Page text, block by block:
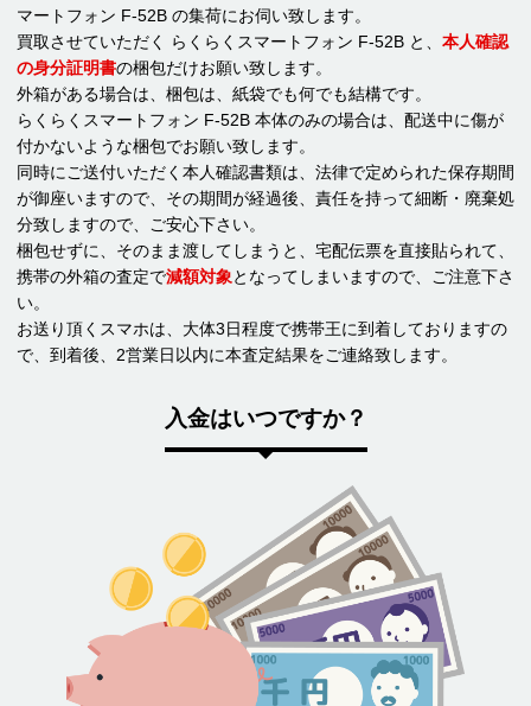
マートフォン F-52B の集荷にお伺い致します。
買取させていただく らくらくスマートフォン F-52B と、 本人確認
の身分証明書の梱包だけお願い致します。
外箱がある場合は、梱包は、紙袋でも何でも結構です。
らくらくスマートフォン F-52B 本体のみの場合は、配送中に傷が
付かないような梱包でお願い致します。
同時にご送付いただく本人確認書類は、法律で定められた保存期間
が御座いますので、その期間が経過後、責任を持って細断・廃棄処
分致しますので、ご安心下さい。
梱包せずに、そのまま渡してしまうと、宅配伝票を直接貼られて、
携帯の外箱の査定で減額対象となってしまいますので、ご注意下さ
い。
お送り頂くスマホは、大体3日程度で携帯王に到着しておりますの
で、到着後、2営業日以内に本査定結果をご連絡致します。
入金はいつですか？